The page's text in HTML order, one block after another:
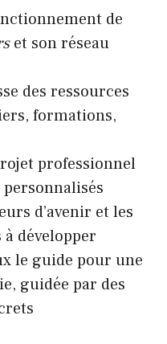
de
et son réseau
des ressources
formations,
professionnel
d’avenir et les
développer
le guide pour une
guidée par des